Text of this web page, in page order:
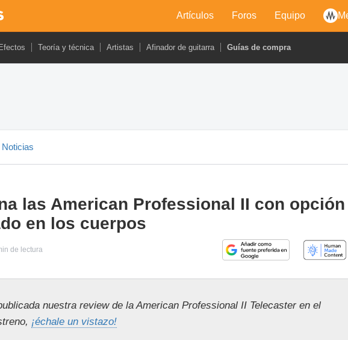
Artículos Foros Equipo
Efectos Teoría y técnica Artistas Afinador de guitarra Guías de compra
Noticias
las American Professional II con opción
en los cuerpos
de lectura
nuestra review de la American Professional II Telecaster en el
¡échale un vistazo!